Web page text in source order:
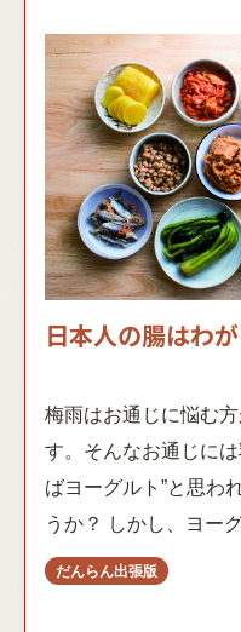
日本人の腸はわ
梅雨はお通じに悩む
す。そんなお通じに
ばヨーグルト”と思わ
うか？ しかし、ヨー